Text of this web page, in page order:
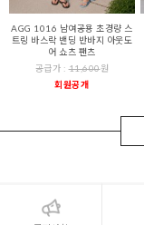
AGG 1016 남여공용 초경량 스
트링 바스락 밴딩 반바지 아웃도
어 쇼츠 팬츠
공급가 :11,600원
회원공개